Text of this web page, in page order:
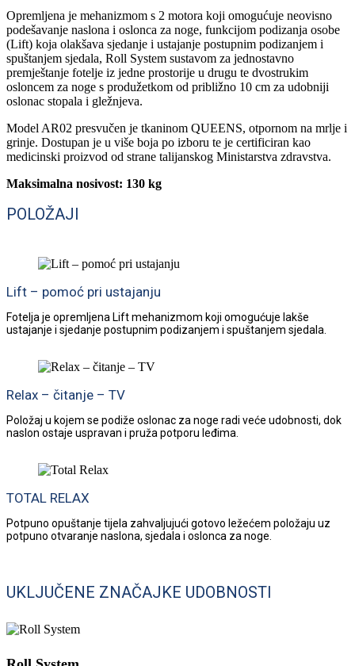
Opremljena je mehanizmom s 2 motora koji omogućuje neovisno
podešavanje naslona i oslonca za noge, funkcijom podizanja osobe
(Lift) koja olakšava sjedanje i ustajanje postupnim podizanjem i
spuštanjem sjedala, Roll System sustavom za jednostavno
premještanje fotelje iz jedne prostorije u drugu te dvostrukim
osloncem za noge s produžetkom od približno 10 cm za udobniji
oslonac stopala i gležnjeva.
Model AR02 presvučen je tkaninom QUEENS, otpornom na mrlje i
grinje. Dostupan je u više boja po izboru te je certificiran kao
medicinski proizvod od strane talijanskog Ministarstva zdravstva.
Maksimalna nosivost: 130 kg
POLOŽAJI
Lift – pomoć pri ustajanju
Fotelja je opremljena Lift mehanizmom koji omogućuje lakše
ustajanje i sjedanje postupnim podizanjem i spuštanjem sjedala.
Relax – čitanje – TV
Položaj u kojem se podiže oslonac za noge radi veće udobnosti, dok
naslon ostaje uspravan i pruža potporu leđima.
TOTAL RELAX
Potpuno opuštanje tijela zahvaljujući gotovo ležećem položaju uz
potpuno otvaranje naslona, sjedala i oslonca za noge.
UKLJUČENE ZNAČAJKE UDOBNOSTI